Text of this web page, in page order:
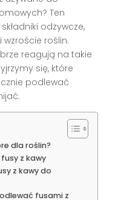
Ten
odżywcze,
roślin.
reagują na takie
się, które
podlewać
dla roślin?
z kawy
z kawy do
fusami z